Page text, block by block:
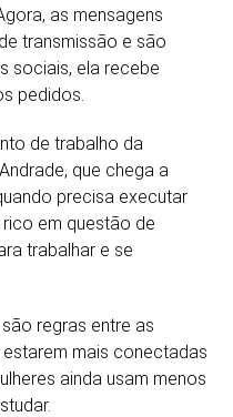
as mensagens
transmissão e são
sociais, ela recebe
pedidos.
de trabalho da
que chega a
precisa executar
rico em questão de
trabalhar e se
regras entre as
estarem mais conectadas
ainda usam menos